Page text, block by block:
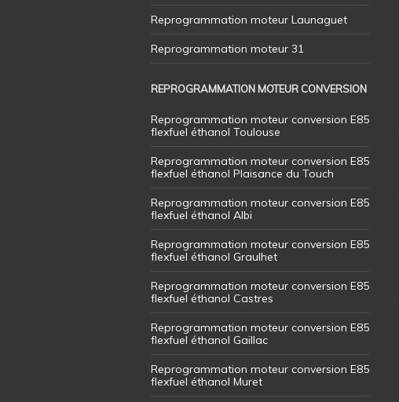
Reprogrammation moteur Launaguet
Reprogrammation moteur 31
REPROGRAMMATION MOTEUR CONVERSION
Reprogrammation moteur conversion E85
flexfuel éthanol Toulouse
Reprogrammation moteur conversion E85
flexfuel éthanol Plaisance du Touch
Reprogrammation moteur conversion E85
flexfuel éthanol Albi
Reprogrammation moteur conversion E85
flexfuel éthanol Graulhet
Reprogrammation moteur conversion E85
flexfuel éthanol Castres
Reprogrammation moteur conversion E85
flexfuel éthanol Gaillac
Reprogrammation moteur conversion E85
flexfuel éthanol Muret